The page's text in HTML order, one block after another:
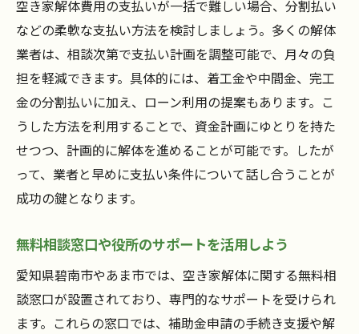
空き家解体費用の支払いが一括で難しい場合、分割払い
などの柔軟な支払い方法を検討しましょう。多くの解体
業者は、相談次第で支払い計画を調整可能で、月々の負
担を軽減できます。具体的には、着工金や中間金、完工
金の分割払いに加え、ローン利用の提案もあります。こ
うした方法を利用することで、資金計画にゆとりを持た
せつつ、計画的に解体を進めることが可能です。したが
って、業者と早めに支払い条件について話し合うことが
成功の鍵となります。
無料相談窓口や役所のサポートを活用しよう
愛知県碧南市やあま市では、空き家解体に関する無料相
談窓口が設置されており、専門的なサポートを受けられ
ます。これらの窓口では、補助金申請の手続き支援や解